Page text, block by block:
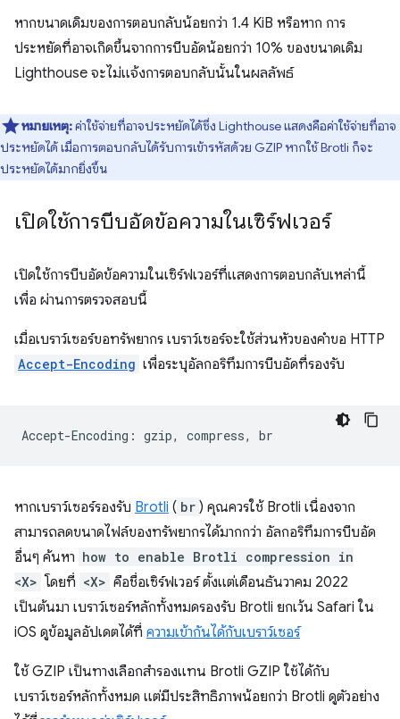
หากขนาดเดิมของการตอบกลับน้อยกว่า 1.4 KiB หรือหาก การ
ประหยัดที่อาจเกิดขึ้นจากการบีบอัดน้อยกว่า 10% ของขนาดเดิม
Lighthouse จะไม่แจ้งการตอบกลับนั้นในผลลัพธ์
หมายเหตุ:ค่าใช้จ่ายที่อาจประหยัดได้ซึ่ง Lighthouse แสดงคือค่าใช้จ่ายที่อาจ
ประหยัดได้ เมื่อการตอบกลับได้รับการเข้ารหัสด้วย GZIP หากใช้ Brotli ก็จะ
ประหยัดได้มากยิ่งขึ้น
เปิดใช้การบีบอัดข้อความในเซิร์ฟเวอร์
เปิดใช้การบีบอัดข้อความในเซิร์ฟเวอร์ที่แสดงการตอบกลับเหล่านี้
เพื่อ ผ่านการตรวจสอบนี้
เมื่อเบราว์เซอร์ขอทรัพยากร เบราว์เซอร์จะใช้ส่วนหัวของคำขอ HTTP
Accept-Encoding เพื่อระบุอัลกอริทึมการบีบอัดที่รองรับ
หากเบราว์เซอร์รองรับ Brotli ( br ) คุณควรใช้ Brotli เนื่องจาก
สามารถลดขนาดไฟล์ของทรัพยากรได้มากกว่า อัลกอริทึมการบีบอัด
อื่นๆ ค้นหา how to enable Brotli compression in
<X> โดยที่ <X> คือชื่อเซิร์ฟเวอร์ ตั้งแต่เดือนธันวาคม 2022
เป็นต้นมา เบราว์เซอร์หลักทั้งหมดรองรับ Brotli ยกเว้น Safari ใน
iOS ดูข้อมูลอัปเดตได้ที่ ความเข้ากันได้กับเบราว์เซอร์
ใช้ GZIP เป็นทางเลือกสำรองแทน Brotli GZIP ใช้ได้กับ
เบราว์เซอร์หลักทั้งหมด แต่มีประสิทธิภาพน้อยกว่า Brotli ดูตัวอย่าง